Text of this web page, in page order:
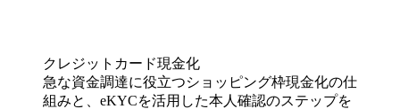
クレジットカード現金化
急な資金調達に役立つショッピング枠現金化の仕
組みと、eKYCを活用した本人確認のステップを